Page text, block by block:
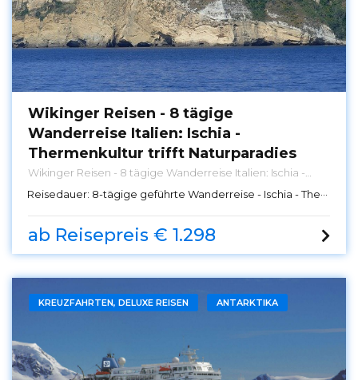
Wikinger Reisen - 8 tägige
Wanderreise Italien: Ischia -
Thermenkultur trifft Naturparadies
Wikinger Reisen - 8 tägige Wanderreise Italien: Ischia -
Reisedauer: 8-tägige geführte Wanderreise - Ischia - Thermenkultur trifft Naturparadies
ab Reisepreis € 1.298
KREUZFAHRTEN, DELUXE REISEN ANTARKTIKA